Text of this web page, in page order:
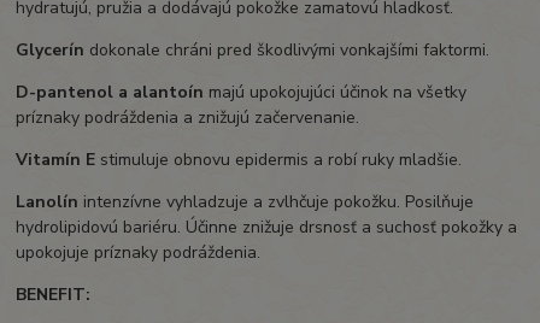
hydratujú, pružia a dodávajú pokožke zamatovú hladkosť.
Glycerín dokonale chráni pred škodlivými vonkajšími faktormi.
D-pantenol a alantoín majú upokojujúci účinok na všetky
príznaky podráždenia a znižujú začervenanie.
Vitamín E stimuluje obnovu epidermis a robí ruky mladšie.
Lanolín intenzívne vyhladzuje a zvlhčuje pokožku. Posilňuje
hydrolipidovú bariéru. Účinne znižuje drsnosť a suchosť pokožky a
upokojuje príznaky podráždenia.
BENEFIT: